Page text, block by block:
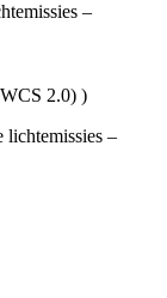
–
2.0) )
lichtemissies –